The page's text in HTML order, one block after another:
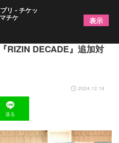
vs.ズールーと2つのタイ
RIZIN DECADE』追加対
2024.12.16
送る
リ - チケッ
チケ 表示